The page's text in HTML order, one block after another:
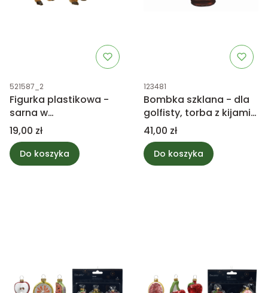
Kod produktu
521587_2
Figurka plastikowa -
sarna w
pomarańczowej
czapce
Cena
19,00 zł
Do koszyka
Kod produktu
123481
Bombka szklana - dla
golfisty, torba z kijami
do golfa
Cena
41,00 zł
Do koszyka